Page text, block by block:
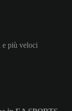
e più veloci